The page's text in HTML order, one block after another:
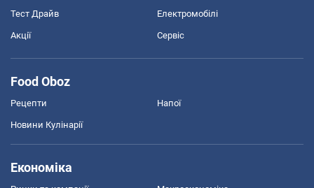
Тест Драйв Електромобілі
Акції Сервіс
Food Oboz
Рецепти Напої
Новини Кулінарії
Економіка